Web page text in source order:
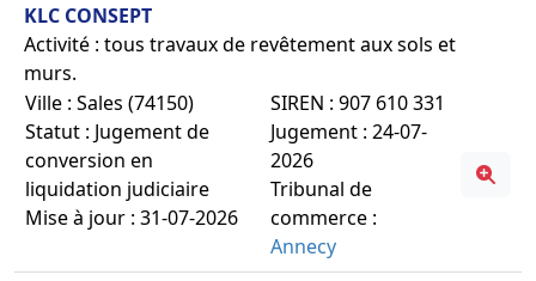
KLC CONSEPT
Activité : tous travaux de revêtement aux sols et
murs.
Ville : Sales (74150)
Statut : Jugement de
conversion en
liquidation judiciaire
Mise à jour : 31-07-2026
SIREN : 907 610 331
Jugement : 24-07-
2026
Tribunal de
commerce :
Annecy